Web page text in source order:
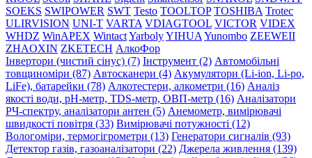
SOEKS SWIPOWER SWT Testo TOOLTOP TOSHIBA Trotec
ULIRVISION UNI-T VARTA VDIAGTOOL VICTOR VIDEX
WHDZ WinAPEX WintactYarbolyYIHUAYunombo ZEEWEII
ZHAOXIN ZKETECH АлкоФор
Інвертори (чистий сінус) (7) Інструмент (2) Автомобільні
товщиноміри (87) Автосканери (4) Акумулятори (Li-ion, Li-po,
LiFe), батарейки (78) Алкотестери, алкометри (16) Аналіз
якості води, pH-метр, TDS-метр, ОВП-метр (16) Аналізатори
РЧ-спектру, аналізатори антен (5) Анемометр, вимірювачі
швидкості повітря (33) Вимірювачі потужності (12)
Вологоміри, термогігрометри (13) Генератори сигналів (93)
Детектор газів, газоаналізатори (22) Джерела живлення (139)